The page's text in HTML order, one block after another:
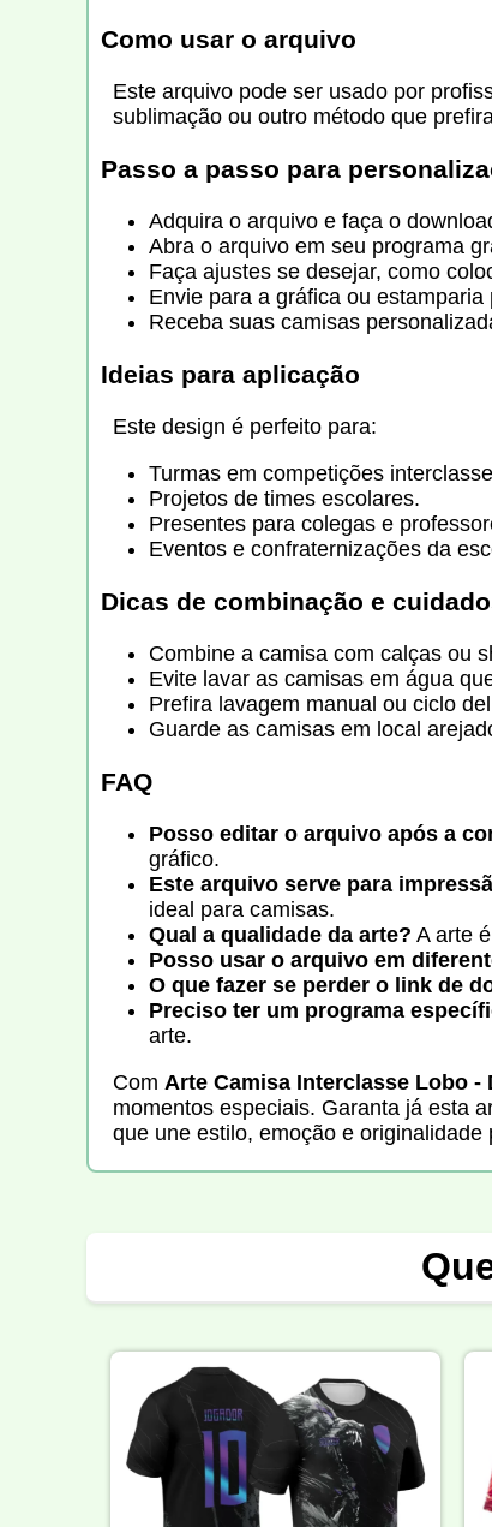
Como usar o arquivo
Este arquivo pode ser usado por
sublimação ou outro método que
Passo a passo para
Adquira o arquivo e faça o
Abra o arquivo em seu programa
Faça ajustes se desejar, como
Envie para a gráfica ou
Receba suas camisas
Ideias para aplicação
Este design é perfeito para:
Turmas em competições
Projetos de times escolares.
Presentes para colegas e
Eventos e confraternizações da
Dicas de combinação e
Combine a camisa com calças ou
Evite lavar as camisas em água
Prefira lavagem manual ou ciclo
Guarde as camisas em local
FAQ
Posso editar o arquivo após a
gráfico.
Este arquivo serve para
ideal para camisas.
Qual a qualidade da arte? A arte
Posso usar o arquivo em
O que fazer se perder o link de
Preciso ter um programa
arte.
Com Arte Camisa Interclasse Lobo
momentos especiais. Garanta já esta
que une estilo, emoção e